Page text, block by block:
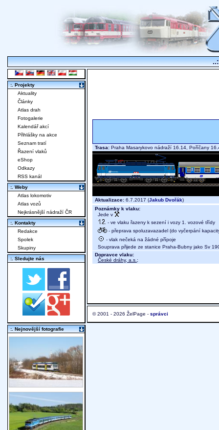
Trasa: Praha Masarykovo nádraží 16.14, Poříčany
Aktualizace: 6.7.2017 (Jakub Dvořák)
Poznámky k vlaku:
Jede v
- ve vlaku řazeny k sezení i vozy 1. vozové třídy
- přeprava spoluzavazadel (do vyčerpání
- vlak nečeká na žádné přípoje
Souprava přijede ze stanice Praha-Bubny jako Sv
Dopravce vlaku:
České dráhy, a.s. ;
© 2001 - 2026 ŽelPage - správci
:. Projekty
Aktuality
Články
Atlas drah
Fotogalerie
Kalendář akcí
Přihlášky na akce
Seznam tratí
Řazení vlaků
eShop
Odkazy
RSS kanál
:. Weby
Atlas lokomotiv
Atlas vozů
Nejkrásnější nádraží ČR
:. Kontakty
Redakce
Spolek
Skupiny
:. Sledujte nás
:. Nejnovější fotografie